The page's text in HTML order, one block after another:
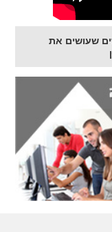
שעושים את